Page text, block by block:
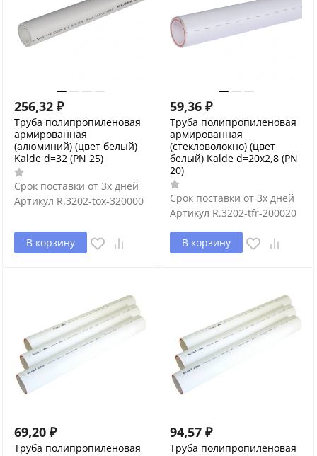
256,32 ₽
Труба полипропиленовая
армированная
(алюминий) (цвет белый)
Kalde d=32 (PN 25)
Срок поставки от 3х дней
Артикул R.3202-tox-320000
В корзину
59,36 ₽
Труба полипропиленовая
армированная
(стекловолокно) (цвет
белый) Kalde d=20х2,8 (PN
20)
Срок поставки от 3х дней
Артикул R.3202-tfr-200020
В корзину
69,20 ₽
Труба полипропиленовая
94,57 ₽
Труба полипропиленовая